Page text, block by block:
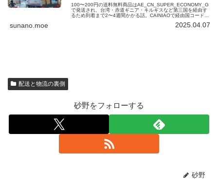
100〜200円の送料無料商品はAE_CN_SUPER_ECONOMY_G
で発送され、台湾・赤道ギニア・キルギスなど第三国を経由す
るため到着まで2〜4週間かかる話。CAINIAOで経由国コードを
sunano.moe 2025.04.07
配送と物流の裏側
砂野をフォローする
砂野